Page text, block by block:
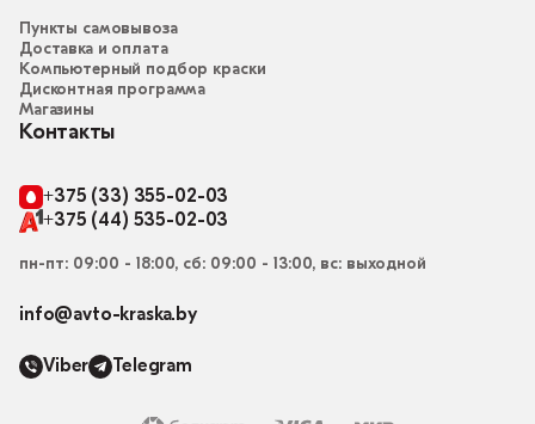
Пункты самовывоза
Доставка и оплата
Компьютерный подбор краски
Дисконтная программа
Магазины
Контакты
+375 (33) 355-02-03
+375 (44) 535-02-03
пн-пт: 09:00 - 18:00, сб: 09:00 - 13:00, вс: выходной
info@avto-kraska.by
Viber Telegram